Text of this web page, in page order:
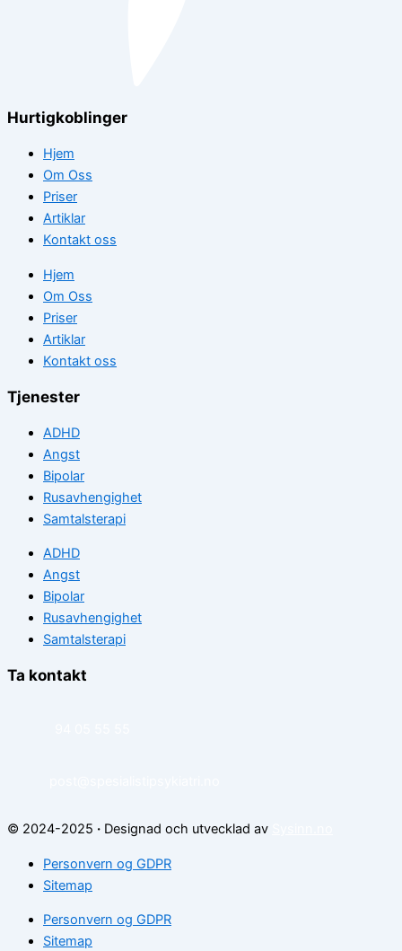
Hurtigkoblinger
Hjem
Om Oss
Priser
Artiklar
Kontakt oss
Hjem
Om Oss
Priser
Artiklar
Kontakt oss
Tjenester
ADHD
Angst
Bipolar
Rusavhengighet
Samtalsterapi
ADHD
Angst
Bipolar
Rusavhengighet
Samtalsterapi
Ta kontakt
© 2024-2025 · Designad och utvecklad av
Personvern og GDPR
Sitemap
Personvern og GDPR
Sitemap